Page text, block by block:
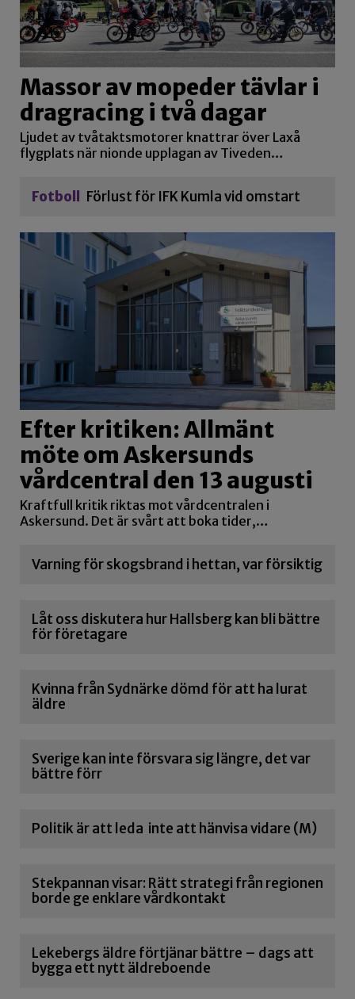
Massor av mopeder tävlar i
dragracing i två dagar
Ljudet av tvåtaktsmotorer knattrar över Laxå
flygplats när nionde upplagan av Tiveden…
Fotboll Förlust för IFK Kumla vid omstart
Efter kritiken: Allmänt
möte om Askersunds
vårdcentral den 13 augusti
Kraftfull kritik riktas mot vårdcentralen i
Askersund. Det är svårt att boka tider,…
Varning för skogsbrand i hettan, var försiktig
Låt oss diskutera hur Hallsberg kan bli bättre
för företagare
Kvinna från Sydnärke dömd för att ha lurat
äldre
Sverige kan inte försvara sig längre, det var
bättre förr
Politik är att leda inte att hänvisa vidare (M)
Stekpannan visar: Rätt strategi från regionen
borde ge enklare vårdkontakt
Lekebergs äldre förtjänar bättre – dags att
bygga ett nytt äldreboende